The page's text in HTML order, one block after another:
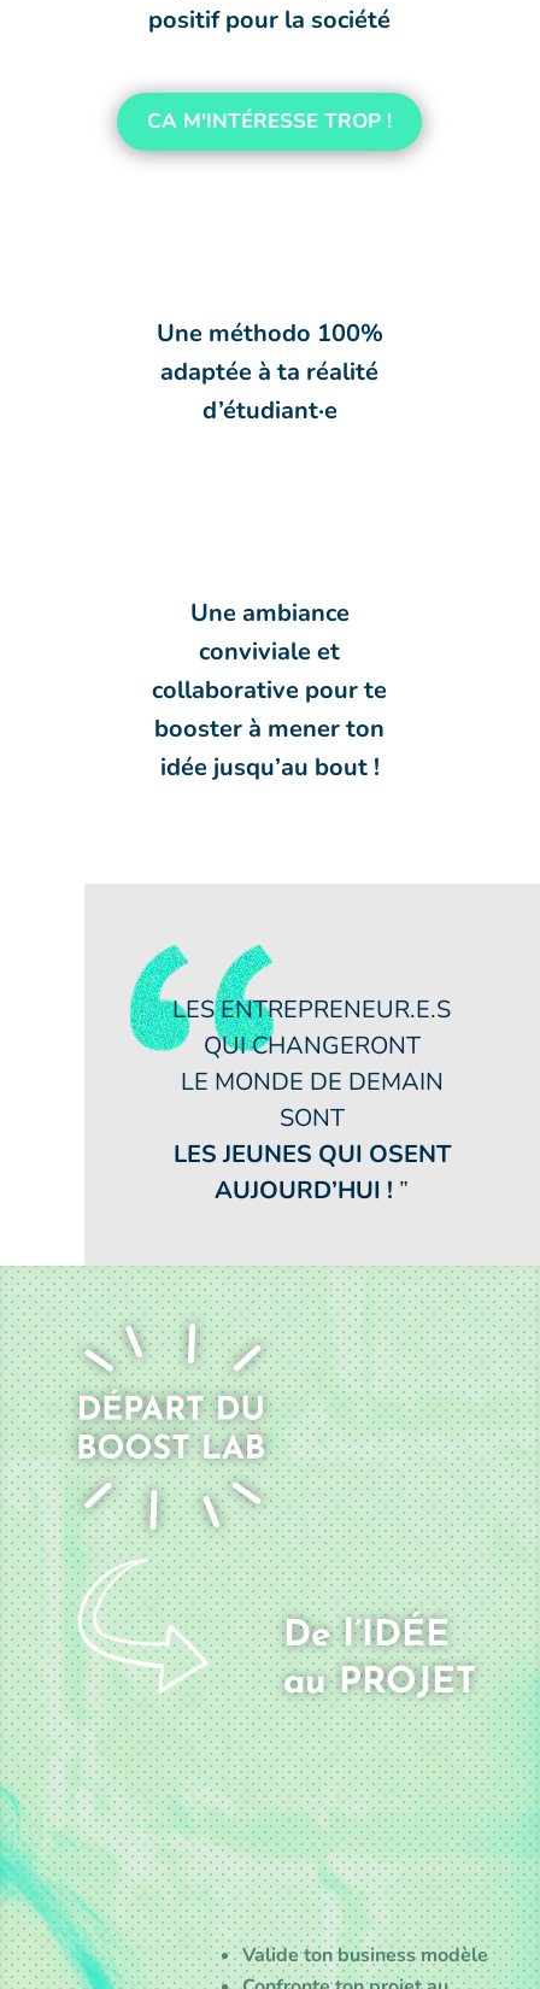
positif pour la société
CA M'INTÉRESSE TROP !
Une méthodo 100%
adaptée à ta réalité
d’étudiant·e
Une ambiance
conviviale et
collaborative pour te
booster à mener ton
idée jusqu’au bout !
LES ENTREPRENEUR.E.S
QUI CHANGERONT
LE MONDE DE DEMAIN
SONT
LES JEUNES QUI OSENT
AUJOURD’HUI ! ”
De l’IDÉE
au PROJET
Valide ton business modèle